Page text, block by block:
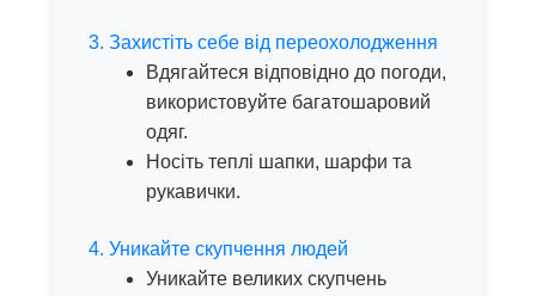
3. Захистіть себе від переохолодження
Вдягайтеся відповідно до погоди,
використовуйте багатошаровий
одяг.
Носіть теплі шапки, шарфи та
рукавички.
4. Уникайте скупчення людей
Уникайте великих скупчень